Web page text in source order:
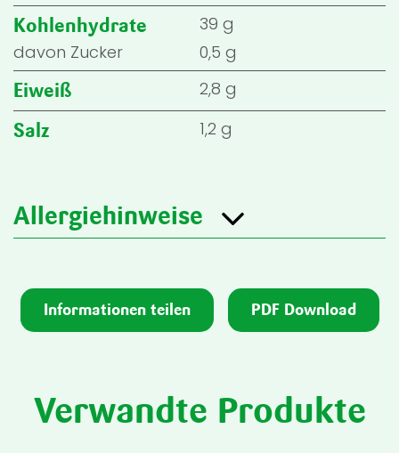
Kohlenhydrate
39 g
davon Zucker
0,5 g
Eiweiß 2,8 g
Salz 1,2 g
Allergiehinweise
Informationen teilen PDF Download
Verwandte Produkte